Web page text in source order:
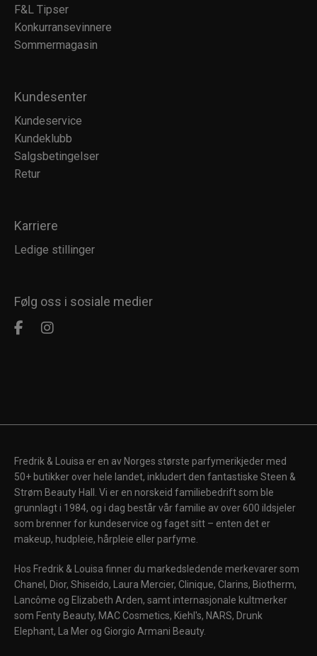
F&L Tipser
Konkurransevinnere
Sommermagasin
Kundesenter
Kundeservice
Kundeklubb
Salgsbetingelser
Retur
Karriere
Ledige stillinger
Følg oss i sosiale medier
Fredrik & Louisa er en av Norges største parfymerikjeder med
50+ butikker over hele landet, inkludert den fantastiske Steen &
Strøm Beauty Hall. Vi er en norskeid familiebedrift som ble
grunnlagt i 1984, og i dag består vår familie av over 600 ildsjeler
som brenner for kundeservice og faget sitt – enten det er
makeup, hudpleie, hårpleie eller parfyme.
Hos Fredrik & Louisa finner du markedsledende merkevarer som
Chanel, Dior, Shiseido, Laura Mercier, Clinique, Clarins, Biotherm,
Lancôme og Elizabeth Arden, samt internasjonale kultmerker
som Fenty Beauty, MAC Cosmetics, Kiehl's, NARS, Drunk
Elephant, La Mer og Giorgio Armani Beauty.